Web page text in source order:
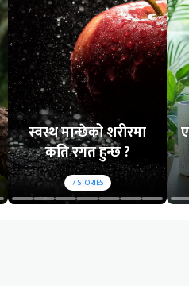
स्वस्थ मान्छेको शरीरमा
कति रगत हुन्छ ?
7STORIES